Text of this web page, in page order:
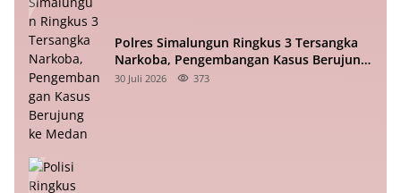
Polres Simalungun Ringkus 3 Tersangka
Narkoba, Pengembangan Kasus Berujung
ke Medan
30 Juli 2026 373